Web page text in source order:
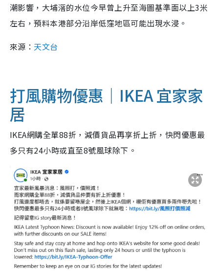
潮影響，大埔滘的水位今早曾上升至海圖基準面以上3米
左右，預料本港部分沿岸低窪地區可能出現水浸。
來源： 天文台
打風購物優惠｜IKEA 宜家家
居
IKEA網購全單88折，減價貨品再享折上折，快閃優惠最
多只有24小時或直至8號風球除下。